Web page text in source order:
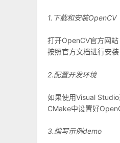
1.下载和安装OpenCV
打开OpenCV官方网站
按照官方文档进行安
2.配置开发环境
如果使用Visual
CMake中设置好
3.编写示例demo